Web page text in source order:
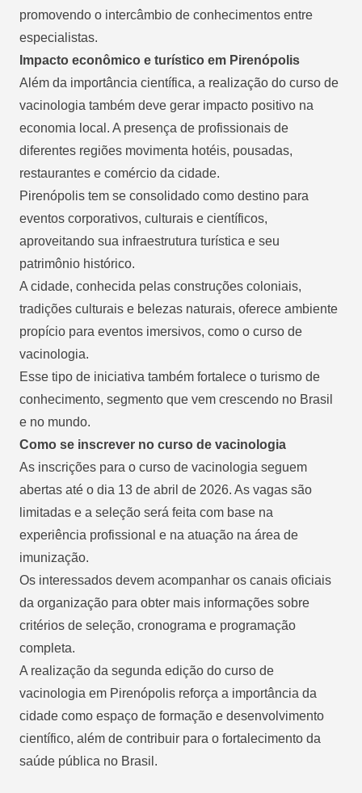
promovendo o intercâmbio de conhecimentos entre
especialistas.
Impacto econômico e turístico em Pirenópolis
Além da importância científica, a realização do curso de
vacinologia também deve gerar impacto positivo na
economia local. A presença de profissionais de
diferentes regiões movimenta hotéis, pousadas,
restaurantes e comércio da cidade.
Pirenópolis tem se consolidado como destino para
eventos corporativos, culturais e científicos,
aproveitando sua infraestrutura turística e seu
patrimônio histórico.
A cidade, conhecida pelas construções coloniais,
tradições culturais e belezas naturais, oferece ambiente
propício para eventos imersivos, como o curso de
vacinologia.
Esse tipo de iniciativa também fortalece o turismo de
conhecimento, segmento que vem crescendo no Brasil
e no mundo.
Como se inscrever no curso de vacinologia
As inscrições para o curso de vacinologia seguem
abertas até o dia 13 de abril de 2026. As vagas são
limitadas e a seleção será feita com base na
experiência profissional e na atuação na área de
imunização.
Os interessados devem acompanhar os canais oficiais
da organização para obter mais informações sobre
critérios de seleção, cronograma e programação
completa.
A realização da segunda edição do curso de
vacinologia em Pirenópolis reforça a importância da
cidade como espaço de formação e desenvolvimento
científico, além de contribuir para o fortalecimento da
saúde pública no Brasil.